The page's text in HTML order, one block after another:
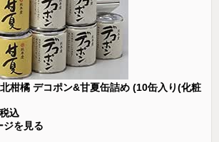
柑橘 デコポン&甘夏缶詰め (10缶入り(化粧
込
ジを見る